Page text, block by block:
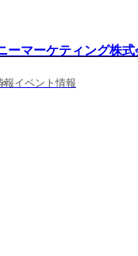
ーマーケティング株式
報イベント情報